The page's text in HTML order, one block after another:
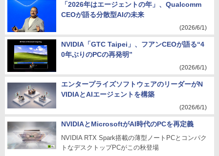
「2026年はエージェントの年」、Qualcomm
CEOが語る分散型AIの未来
(2026/6/1)
NVIDIA「GTC Taipei」、フアンCEOが語る“4
0年ぶりのPCの再発明”
(2026/6/1)
エンタープライズソフトウェアのリーダーがN
VIDIAとAIエージェントを構築
(2026/6/1)
NVIDIAとMicrosoftがAI時代のPCを再定義
NVIDIA RTX Spark搭載の薄型ノートPCとコンパク
トなデスクトップPCがこの秋登場